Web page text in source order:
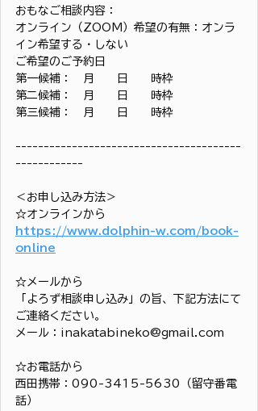
おもなご相談内容：
オンライン（ZOOM）希望の有無：オンラ
イン希望する・しない
ご希望のご予約日
第一候補：　月　　日　　時枠
第二候補：　月　　日　　時枠
第三候補：　月　　日　　時枠
----------------------------------------
------------
＜お申し込み方法＞
☆オンラインから
https://www.dolphin-w.com/book-
online
☆メールから
「よろず相談申し込み」の旨、下記方法にて
ご連絡ください。
メール：inakatabineko@gmail.com
☆お電話から
西田携帯：090-3415-5630（留守番電
話）